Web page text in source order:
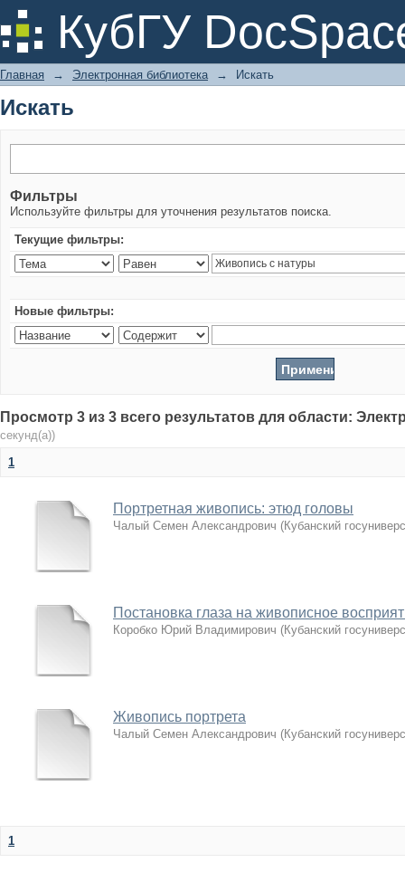
КубГУ
Искать
Главная → Электронная библиотека → Искать
Искать
Фильтры
Используйте фильтры для уточнения результатов поиска.
Текущие фильтры:
Новые фильтры:
Просмотр 3 из 3 всего результатов для области:
секунд(а))
1
Портретная живопись: этюд головы
Чалый Семен Александрович (Кубанский
Постановка глаза на живописное
Коробко Юрий Владимирович (Кубанский
Живопись портрета
Чалый Семен Александрович (Кубанский
1